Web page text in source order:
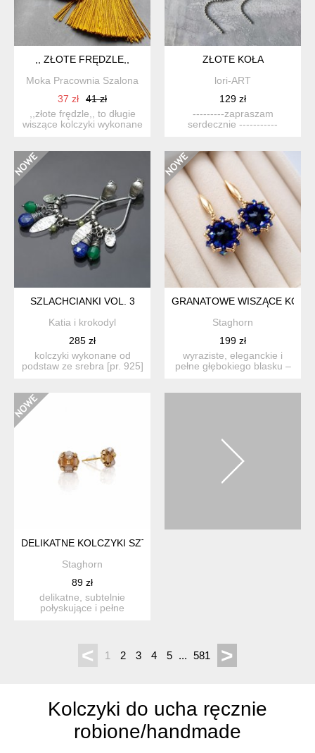
,, ZŁOTE FRĘDZLE,,
Moka Pracownia Szalona
37 zł
41 zł
,,złote frędzle,, to długie
wiszące kolczyki wykonane
ZŁOTE KOŁA
lori-ART
129 zł
---------zapraszam
serdecznie -----------
SZLACHCIANKI VOL. 3
Katia i krokodyl
285 zł
kolczyki wykonane od
podstaw ze srebra [pr. 925]
GRANATOWE WISZĄCE
Staghorn
199 zł
wyraziste, eleganckie i
pełne głębokiego blasku –
DELIKATNE KOLCZYKI SZTYFTY - CYTRYN
Staghorn
89 zł
delikatne, subtelnie
połyskujące i pełne
< 1 2 3 4 5 ... 581 >
Kolczyki do ucha ręcznie
robione/handmade